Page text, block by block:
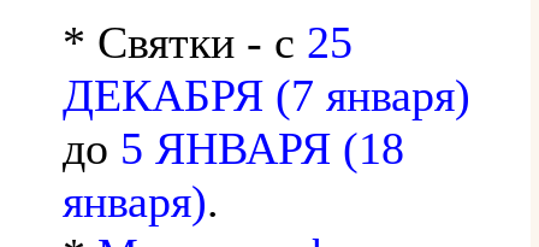
* Святки - с 25
ДЕКАБРЯ (7 января)
до 5 ЯНВАРЯ (18
января).